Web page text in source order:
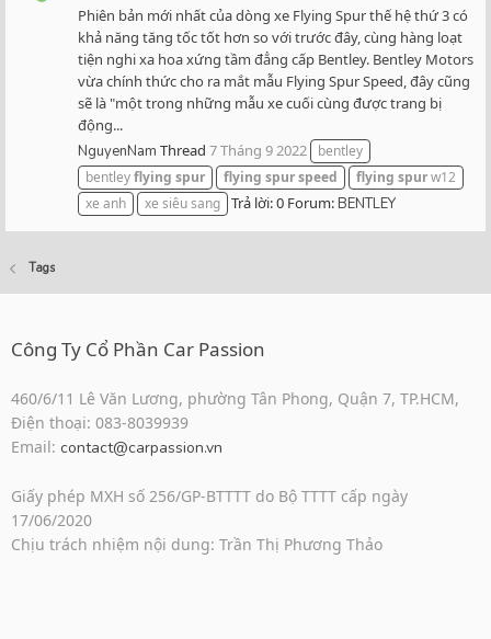
Phiên bản mới nhất của dòng xe Flying Spur thế hệ thứ 3 có
khả năng tăng tốc tốt hơn so với trước đây, cùng hàng loạt
tiện nghi xa hoa xứng tầm đẳng cấp Bentley. Bentley Motors
vừa chính thức cho ra mắt mẫu Flying Spur Speed, đây cũng
sẽ là "một trong những mẫu xe cuối cùng được trang bị
động...
NguyenNam Thread 7 Tháng 9 2022
bentley
bentleyflying spur flying spurspeed flying spurw12
xe anh
xe siêu sang Trả lời: 0 Forum:BENTLEY
Tags
Công Ty Cổ Phần Car Passion
460/6/11 Lê Văn Lương, phường Tân Phong, Quận 7, TP.HCM,
Điện thoại: 083-8039939
Email: contact@carpassion.vn
Giấy phép MXH số 256/GP-BTTTT do Bộ TTTT cấp ngày
17/06/2020
Chịu trách nhiệm nội dung: Trần Thị Phương Thảo